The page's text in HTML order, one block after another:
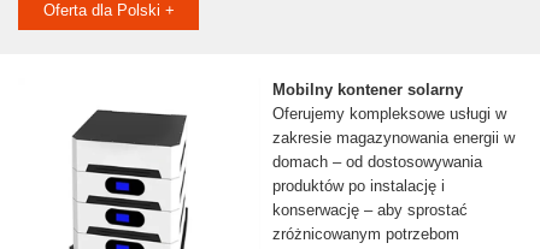
Oferta dla Polski +
Mobilny kontener solarny
Oferujemy kompleksowe usługi w
zakresie magazynowania energii w
domach – od dostosowywania
produktów po instalację i
konserwację – aby sprostać
zróżnicowanym potrzebom